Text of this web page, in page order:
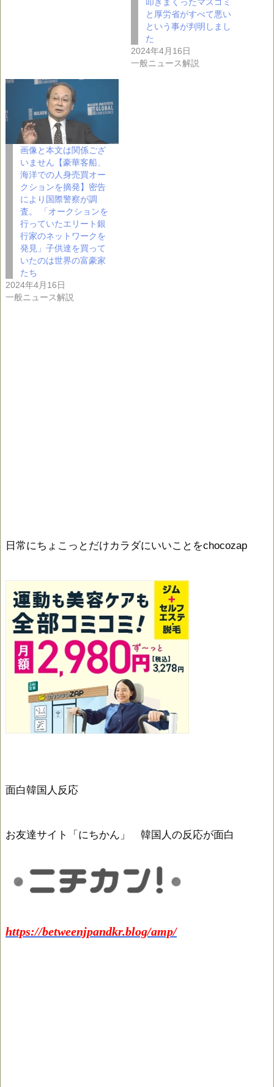
と厚労省がすべて悪い
という事が判明しまし
た
2024年4月16日
一般ニュース解説
画像と本文は関係ござ
いません【豪華客船、
海洋での人身売買オー
クションを摘発】密告
により国際警察が調
査。 「オークションを
行っていたエリート銀
行家のネットワークを
発見」子供達を買って
いたのは世界の富豪家
たち
2024年4月16日
一般ニュース解説
日常にちょこっとだけカラダにいいことをchocozap
面白韓国人反応
お友達サイト「にちかん」 韓国人の反応が面白
https://betweenjpandkr.blog/amp/